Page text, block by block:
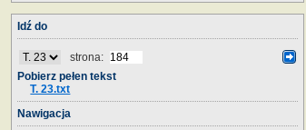
Idź do
strona:
Pobierz pełen tekst
T. 23.txt
Nawigacja